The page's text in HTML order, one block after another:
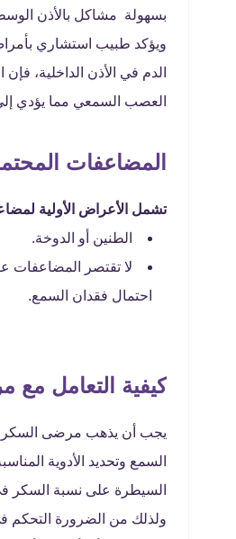
بسهولة مشاكل بالأذن
ويؤكد طبيب استشاري
الدم في الأذن الداخلية،
العصب السمعي مما يؤدي
المضاعفات
تشمل الأعراض الأولية
الطنين أو الدوخة.
لا تقتصر المضاعفات
احتمال فقدان السمع.
كيفية التعامل مع
يجب أن يذهب مرضى
السمع وتحديد الأدوية
السيطرة على نسبة السكر